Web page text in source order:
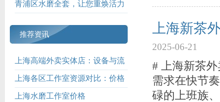
青浦区水磨全套，让您重焕活力
推荐资讯
上海高端外卖实体店：设备与流
程全曝光_47
上海各区工作室资源对比：价格
透明度测评_459
上海水磨工作室价格
上海新茶
2025-06-21
# 上海新茶
需求在快节
碌的上班族